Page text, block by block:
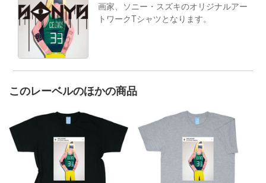
画家、ソニー・スズキのオリジナルアー
トワークTシャツとなります。
このレーベルのほかの商品